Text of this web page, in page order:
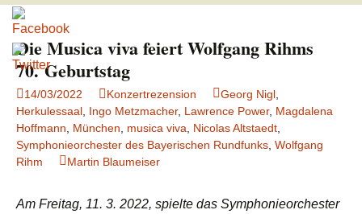
Die Musica viva feiert Wolfgang Rihms
70. Geburtstag
14/03/2022 Konzertrezension Georg Nigl
Herkulessaal Ingo Metzmacher, Lawrence Power, Magdalena
Hoffmann
München musica viva Nicolas Altstaedt
Symphonieorchester des Bayerischen Rundfunks Wolfgang
Rihm
Martin Blaumeiser
Am Freitag, 11. 3. 2022, spielte das Symphonieorchester